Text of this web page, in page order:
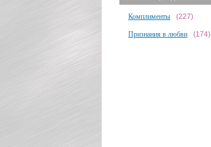
Комплименты (227)
Признания в любви (174)